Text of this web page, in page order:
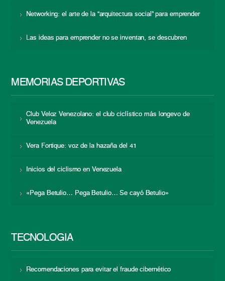
Networking: el arte de la “arquitectura social” para emprender
Las ideas para emprender no se inventan, se descubren
MEMORIAS DEPORTIVAS
Club Veloz Venezolano: el club ciclístico más longevo de
Venezuela
Vera Fortique: voz de la hazaña del 41
Inicios del ciclismo en Venezuela
«Pega Betulio… Pega Betulio… Se cayó Betulio»
TECNOLOGÍA
Recomendaciones para evitar el fraude cibernético